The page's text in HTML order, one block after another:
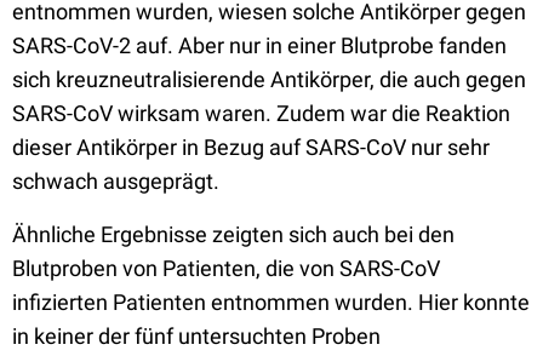
entnommen wurden, wiesen solche Antikörper gegen
SARS-CoV-2 auf. Aber nur in einer Blutprobe fanden
sich kreuzneutralisierende Antikörper, die auch gegen
SARS-CoV wirksam waren. Zudem war die Reaktion
dieser Antikörper in Bezug auf SARS-CoV nur sehr
schwach ausgeprägt.
Ähnliche Ergebnisse zeigten sich auch bei den
Blutproben von Patienten, die von SARS-CoV
infizierten Patienten entnommen wurden. Hier konnte
in keiner der fünf untersuchten Proben